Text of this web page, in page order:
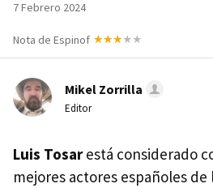
7 Febrero 2024
Nota de Espinof
Mikel Zorrilla
Editor
Luis Tosarestá considerado
mejores actores españoles de